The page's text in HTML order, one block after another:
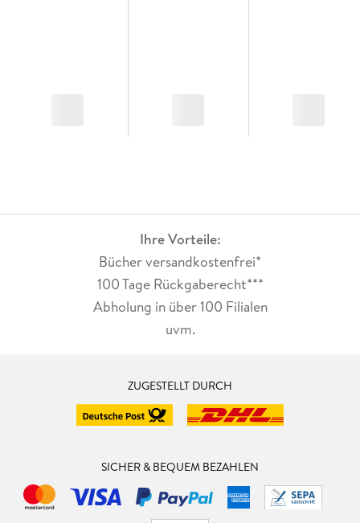
Ihre Vorteile:
Bücher versandkostenfrei*
100 Tage Rückgaberecht***
Abholung in über 100 Filialen
uvm.
ZUGESTELLT DURCH
SICHER & BEQUEM BEZAHLEN